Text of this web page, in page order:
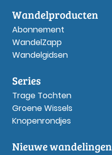
Wandelproducten
Abonnement
WandelZapp
Wandelgidsen
Series
Trage Tochten
Groene Wissels
Knopenrondjes
Nieuwe wandelingen